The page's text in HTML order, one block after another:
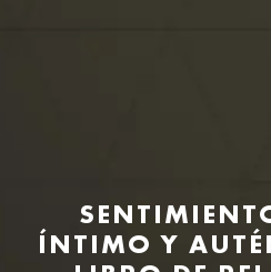
ÍNTIMO Y